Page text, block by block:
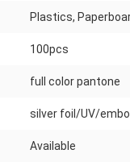
Plastics,
100pcs
full color pantone
silver foil/UV/
Available